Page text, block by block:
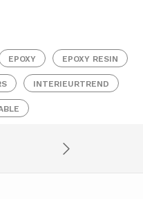
EPOXY EPOXY RESIN
INTERIEURTREND